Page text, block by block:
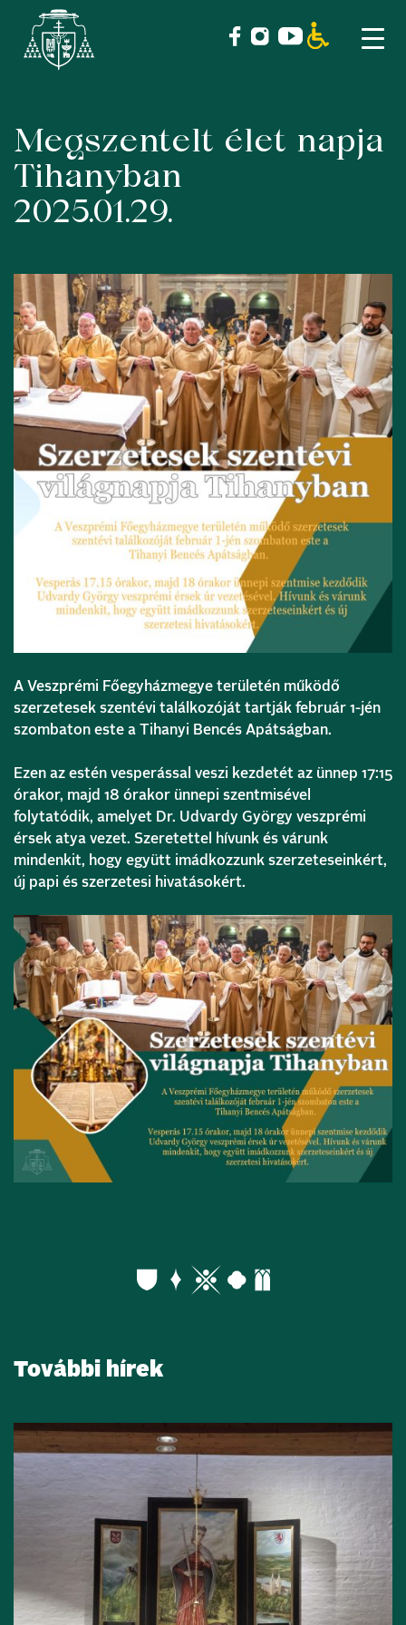
Skip
content
Megszentelt élet napja
Tihanyban
2025.01.29.
A Veszprémi Főegyházmegye területén működő
szerzetesek szentévi találkozóját tartják február 1-jén
szombaton este a Tihanyi Bencés Apátságban.
Ezen az estén vesperással veszi kezdetét az ünnep 17:15
órakor, majd 18 órakor ünnepi szentmisével
folytatódik, amelyet Dr. Udvardy György veszprémi
érsek atya vezet. Szeretettel hívunk és várunk
mindenkit, hogy együtt imádkozzunk szerzeteseinkért,
új papi és szerzetesi hivatásokért.
További hírek